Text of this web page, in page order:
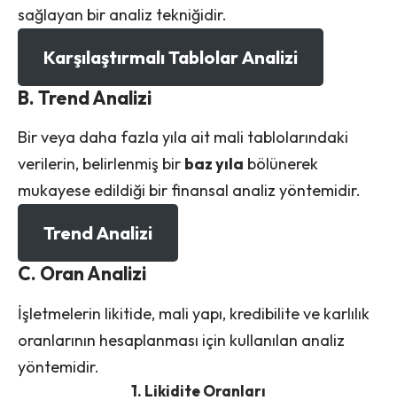
sağlayan bir analiz tekniğidir.
Karşılaştırmalı Tablolar Analizi
B. Trend Analizi
Bir veya daha fazla yıla ait mali tablolarındaki
verilerin, belirlenmiş bir baz yıla bölünerek
mukayese edildiği bir finansal analiz yöntemidir.
Trend Analizi
C. Oran Analizi
İşletmelerin likitide, mali yapı, kredibilite ve karlılık
oranlarının hesaplanması için kullanılan analiz
yöntemidir.
1. Likidite Oranları